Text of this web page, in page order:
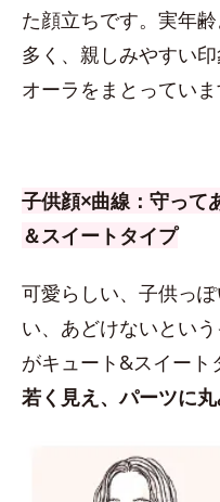
た顔立ちです。実年
多く、親しみやすい
オーラをまとっていま
子供顔×曲線：守って
＆スイートタイプ
可愛らしい、子供っ
い、あどけないとい
がキュート&スイート
若く見え、パーツに